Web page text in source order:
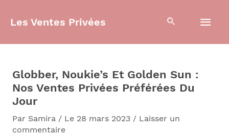
Les Ventes Privées
Globber, Noukie’s Et Golden Sun :
Nos Ventes Privées Préférées Du
Jour
Par Samira / Le 28 mars 2023 / Laisser un
commentaire